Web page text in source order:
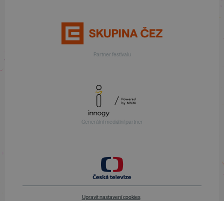
Partner festivalu
Generální mediální partner
Upravit nastavení cookies